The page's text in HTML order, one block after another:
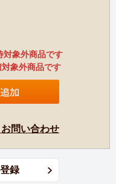
象外商品です
象外商品です
問い合わせ